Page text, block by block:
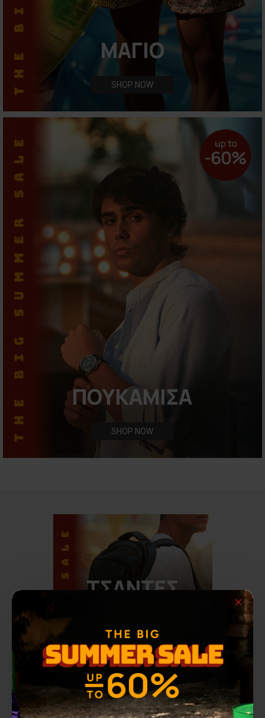
ΜΑΓΙΟ
SHOP NOW
ΠΟΥΚΑΜΙΣΑ
SHOP NOW
ΤΣΑΝΤΕΣ
Εκπτώσεις σε μοντέρνες Τσάντες
με την εγγύηση ποιότητας της 3GUYS.
SHOP NOW
DISCOVER THE COLLECTION